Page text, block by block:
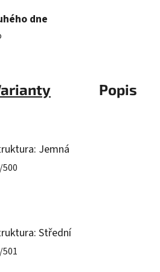
dne
Popis
Jemná
Střední